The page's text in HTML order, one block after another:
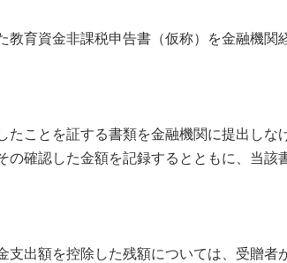
育資金非課税申告書（仮称）を金融機関
ことを証する書類を金融機関に提出しな
確認した金額を記録するとともに、当該
出額を控除した残額については、受贈者